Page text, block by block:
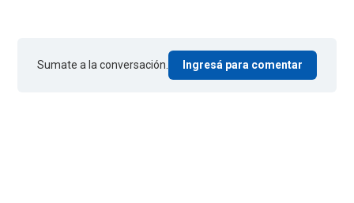
Sumate a la conversación. Ingresá para comentar